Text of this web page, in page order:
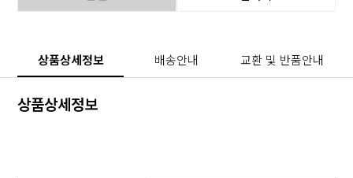
상품상세정보 배송안내 교환 및 반품안내
상품상세정보